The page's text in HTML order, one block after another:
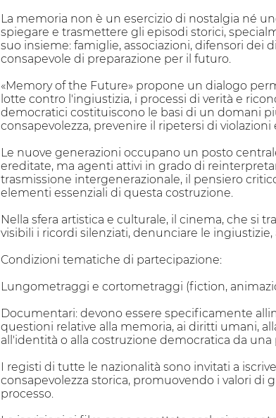
La memoria non è un esercizio di nostalgia né
spiegare e trasmettere gli episodi storici,
suo insieme: famiglie, associazioni, difensori dei
consapevole di preparazione per il futuro.
«Memory of the Future» propone un dialogo
lotte contro l'ingiustizia, i processi di verità e
democratici costituiscono le basi di un domani
consapevolezza, prevenire il ripetersi di
Le nuove generazioni occupano un posto
ereditate, ma agenti attivi in grado di
trasmissione intergenerazionale, il pensiero
elementi essenziali di questa costruzione.
Nella sfera artistica e culturale, il cinema, che si
visibili i ricordi silenziati, denunciare le
Condizioni tematiche di partecipazione:
Lungometraggi e cortometraggi (fiction,
Documentari: devono essere specificamente
questioni relative alla memoria, ai diritti umani,
all'identità o alla costruzione democratica da una
I registi di tutte le nazionalità sono invitati a
consapevolezza storica, promuovendo i valori di
processo.